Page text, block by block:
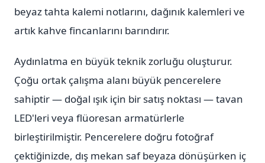
beyaz tahta kalemi notlarını, dağınık kalemleri ve
artık kahve fincanlarını barındırır.
Aydınlatma en büyük teknik zorluğu oluşturur.
Çoğu ortak çalışma alanı büyük pencerelere
sahiptir — doğal ışık için bir satış noktası — tavan
LED'leri veya flüoresan armatürlerle
birleştirilmiştir. Pencerelere doğru fotoğraf
çektiğinizde, dış mekan saf beyaza dönüşürken iç